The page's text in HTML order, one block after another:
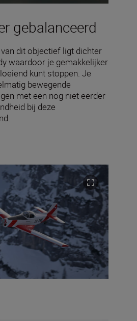
gebalanceerd
dit objectief ligt dichter
waardoor je gemakkelijker
kunt stoppen. Je
bewegende
met een nog niet eerder
bij deze